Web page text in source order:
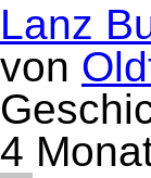
Lanz
von
4